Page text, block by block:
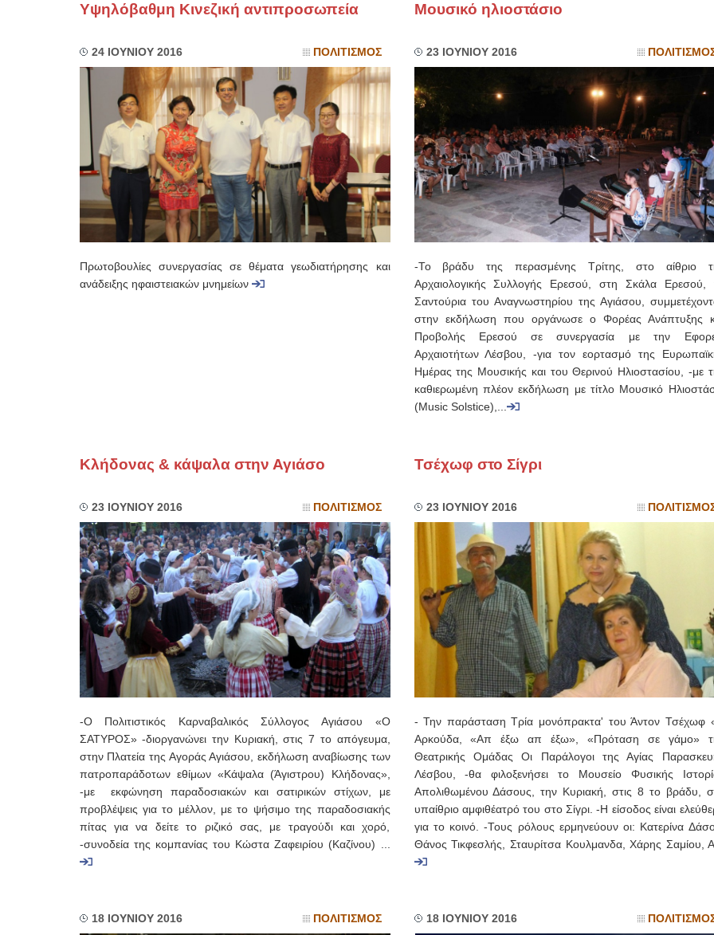
Υψηλόβαθμη Κινεζική αντιπροσωπεία
24 ΙΟΥΝΙΟΥ 2016 ΠΟΛΙΤΙΣΜΟΣ
Πρωτοβουλίες συνεργασίας σε θέματα γεωδιατήρησης και
ανάδειξης ηφαιστειακών μνημείων
Μουσικό ηλιοστάσιο
23 ΙΟΥΝΙΟΥ 2016
-Το βράδυ της περασμένης Τρίτης, στο αίθριο
Αρχαιολογικής Συλλογής Ερεσού, στη Σκάλα Ερεσού,
Σαντούρια του Αναγνωστηρίου της Αγιάσου,
στην εκδήλωση που οργάνωσε ο Φορέας Ανάπτυξης
Προβολής Ερεσού σε συνεργασία με την
Αρχαιοτήτων Λέσβου, -για τον εορτασμό της
Ημέρας της Μουσικής και του Θερινού Ηλιοστασίου, -με
καθιερωμένη πλέον εκδήλωση με τίτλο Μουσικό
(Music Solstice),...
Κλήδονας & κάψαλα στην Αγιάσο
23 ΙΟΥΝΙΟΥ 2016 ΠΟΛΙΤΙΣΜΟΣ
-Ο Πολιτιστικός Καρναβαλικός Σύλλογος Αγιάσου «Ο
ΣΑΤΥΡΟΣ» -διοργανώνει την Κυριακή, στις 7 το απόγευμα,
στην Πλατεία της Αγοράς Αγιάσου, εκδήλωση αναβίωσης των
πατροπαράδοτων εθίμων «Κάψαλα (Άγιστρου) Κλήδονας»,
-με εκφώνηση παραδοσιακών και σατιρικών στίχων, με
προβλέψεις για το μέλλον, με το ψήσιμο της παραδοσιακής
πίτας για να δείτε το ριζικό σας, με τραγούδι και χορό,
-συνοδεία της κομπανίας του Κώστα Ζαφειρίου (Καζίνου) ...
Τσέχωφ στο Σίγρι
23 ΙΟΥΝΙΟΥ 2016
- Την παράσταση Τρία μονόπρακτα' του Άντον Τσέχωφ
Αρκούδα, «Απ έξω απ έξω», «Πρόταση σε γάμο»
Θεατρικής Ομάδας Οι Παράλογοι της Αγίας
Λέσβου, -θα φιλοξενήσει το Μουσείο Φυσικής
Απολιθωμένου Δάσους, την Κυριακή, στις 8 το βράδυ,
υπαίθριο αμφιθέατρό του στο Σίγρι. -Η είσοδος είναι
για το κοινό. -Τους ρόλους ερμηνεύουν οι: Κατερίνα
Θάνος Τικφεσλής, Σταυρίτσα Κουλμανδα, Χάρης Σαμίου,
18 ΙΟΥΝΙΟΥ 2016 ΠΟΛΙΤΙΣΜΟΣ 18 ΙΟΥΝΙΟΥ 2016
ΙΩΑΝΝΗΣ Α. ΜΑΛΛΙΑΣ
ΟΦΘΑΛΜΙΑΤΡΟΣ
Πανεπιστημίου Αθηνών
Καλλιπόλεως 3,Νέα Σμύρνη,
τηλ:210-9320215
Καβέτσου 10, Μυτιλήνη, τηλ:
2251038065
Χειρουργός Ωτορινολαρυγγολόγος
Έλενα Μπούμπα
Στρατιωτικός Ιατρός
Διδ.Παν.Αθηνών
Διπλωματούχος Ευρ.Ακαδημίας
Πάρνηθας 95-97 Αχαρναί
2102467085 & 6938502258